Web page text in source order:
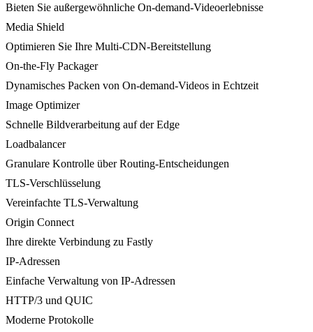
Bieten Sie außergewöhnliche On-demand-Videoerlebnisse
Media Shield
Optimieren Sie Ihre Multi-CDN-Bereitstellung
On-the-Fly Packager
Dynamisches Packen von On-demand-Videos in Echtzeit
Image Optimizer
Schnelle Bildverarbeitung auf der Edge
Loadbalancer
Granulare Kontrolle über Routing-Entscheidungen
TLS-Verschlüsselung
Vereinfachte TLS-Verwaltung
Origin Connect
Ihre direkte Verbindung zu Fastly
IP-Adressen
Einfache Verwaltung von IP-Adressen
HTTP/3 und QUIC
Moderne Protokolle